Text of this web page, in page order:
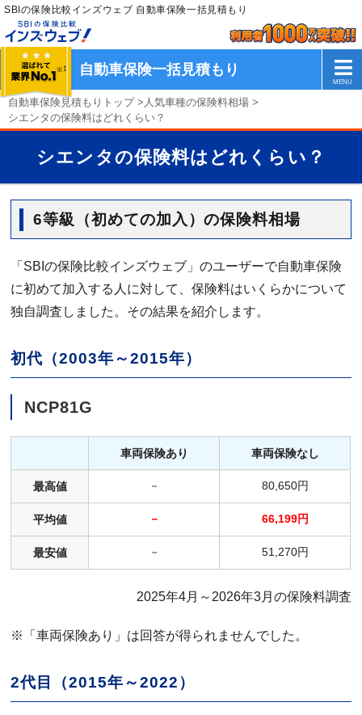
SBIの保険比較インズウェブ 自動車保険一括見積もり
自動車保険一括見積もり
自動車保険見積もりトップ> 人気車種の保険料相場 >
シエンタの保険料はどれくらい？
シエンタの保険料はどれくらい？
6等級（初めての加入）の保険料相場
「SBIの保険比較インズウェブ」のユーザーで自動車保険
に初めて加入する人に対して、保険料はいくらかについて
独自調査しました。その結果を紹介します。
初代（2003年～2015年）
NCP81G
車両保険あり 車両保険なし
最高値 － 80,650円
平均値 － 66,199円
最安値 － 51,270円
2025年4月～2026年3月の保険料調査
※「車両保険あり」は回答が得られませんでした。
2代目（2015年～2022）